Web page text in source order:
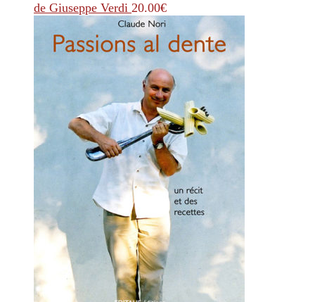
de Giuseppe Verdi 20.00€